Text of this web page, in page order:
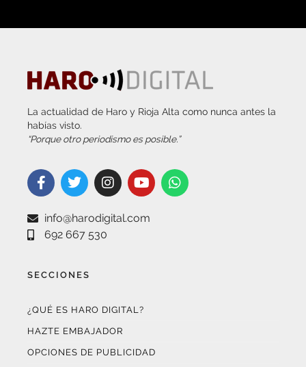
La actualidad de Haro y Rioja Alta como nunca antes la
habías visto.
“Porque otro periodismo es posible.”
info@harodigital.com
692 667 530
SECCIONES
¿QUÉ ES HARO DIGITAL?
HAZTE EMBAJADOR
OPCIONES DE PUBLICIDAD